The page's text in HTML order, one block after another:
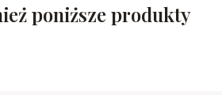
poniższe produkty